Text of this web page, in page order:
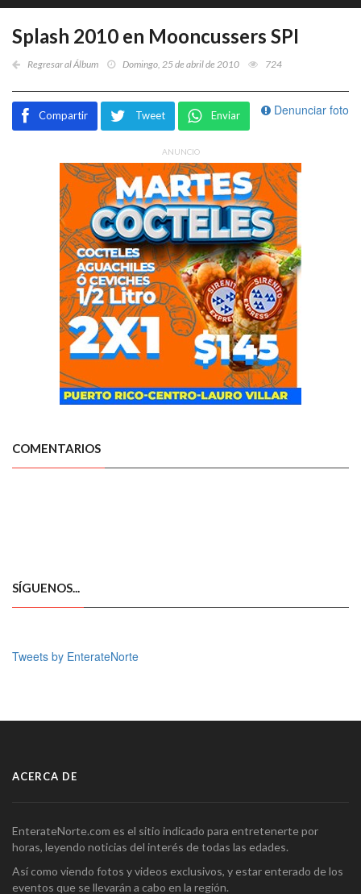
Splash 2010 en Mooncussers SPI
Regresar al Álbum Domingo, 25 de abril de 2010 724
Denunciar foto
Compartir Tweet Enviar
ANUNCIO
COMENTARIOS
SÍGUENOS...
Tweets by EnterateNorte
ACERCA DE
EnterateNorte.com es el sitio indicado para entretenerte por
horas, leyendo noticias del interés de todas las edades.
Así como viendo fotos y videos exclusivos, y estar enterado de los
eventos que se llevarán a cabo en la región.